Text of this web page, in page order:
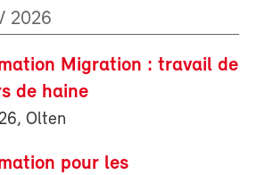
2026
Migration : travail de
de haine
Olten
pour les